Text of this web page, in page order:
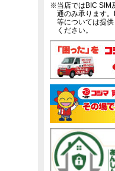
※当店ではBIC SIM
通のみ承ります
等については提
ください。